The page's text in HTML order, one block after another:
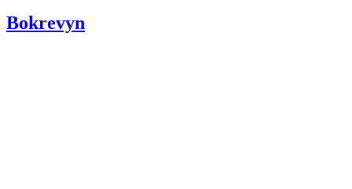
Bokrevyn